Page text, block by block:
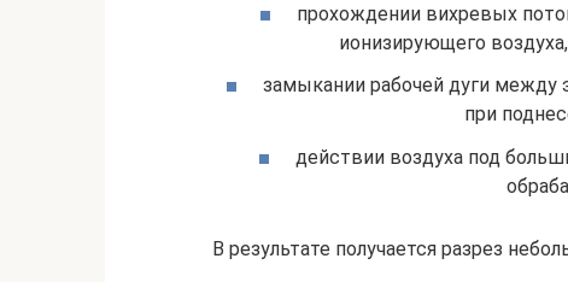
прохождении вихревых
ионизирующего
замыкании рабочей дуги
при
действии воздуха под
В результате получается разрез